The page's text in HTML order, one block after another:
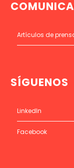
Artículos de
SÍGUENOS
LinkedIn
Facebook